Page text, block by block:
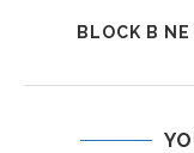
BLOCK B